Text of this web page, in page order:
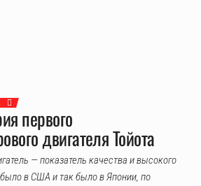
первого
двигателя Тойота
— показатель качества и высокого
в США и так было в Японии, по